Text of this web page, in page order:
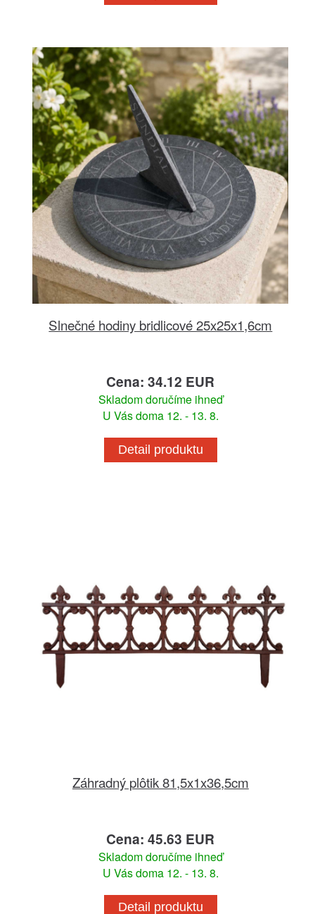
Slnečné hodiny bridlicové 25x25x1,6cm
Cena: 34.12 EUR
Skladom doručíme ihneď
U Vás doma 12. - 13. 8.
Detail produktu
Záhradný plôtik 81,5x1x36,5cm
Cena: 45.63 EUR
Skladom doručíme ihneď
U Vás doma 12. - 13. 8.
Detail produktu